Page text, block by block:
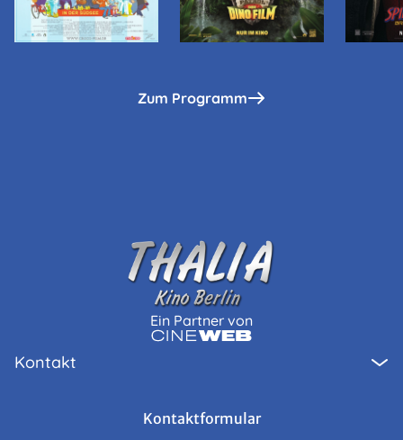
Zum Programm
Ein Partner von
Kontakt
Kontaktformular